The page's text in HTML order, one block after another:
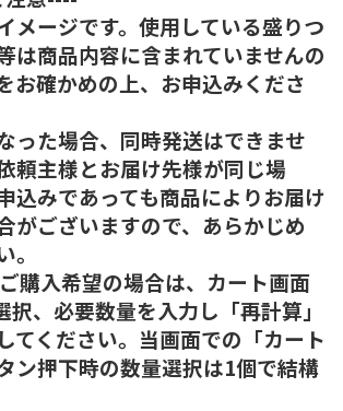
メージです。使用している盛りつ
は商品内容に含まれていませんの
お確かめの上、お申込みくださ
った場合、同時発送はできませ
頼主様とお届け先様が同じ場
込みであっても商品によりお届け
がございますので、あらかじめ
購入希望の場合は、カート画面
、必要数量を入力し「再計算」
てください。当画面での「カート
ン押下時の数量選択は1個で結構